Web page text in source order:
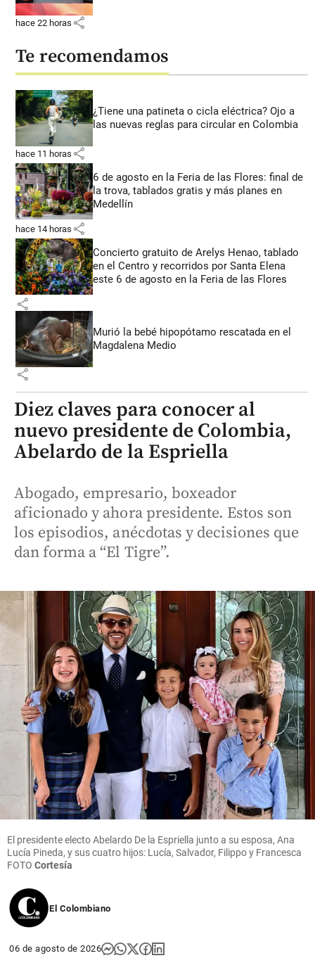
hace 22 horas share
Te recomendamos
¿Tiene una patineta o cicla eléctrica? Ojo a
las nuevas reglas para circular en Colombia
hace 11 horas share
6 de agosto en la Feria de las Flores: final de
la trova, tablados gratis y más planes en
Medellín
hace 14 horas share
Concierto gratuito de Arelys Henao, tablado
en el Centro y recorridos por Santa Elena
este 6 de agosto en la Feria de las Flores
share
Murió la bebé hipopótamo rescatada en el
Magdalena Medio
share
Diez claves para conocer al
nuevo presidente de Colombia,
Abelardo de la Espriella
Abogado, empresario, boxeador
aficionado y ahora presidente. Estos son
los episodios, anécdotas y decisiones que
dan forma a “El Tigre”.
El presidente electo Abelardo De la Espriella junto a su esposa, Ana
Lucía Pineda, y sus cuatro hijos: Lucía, Salvador, Filippo y Francesca
FOTO Cortesía
El Colombiano
06 de agosto de 2026